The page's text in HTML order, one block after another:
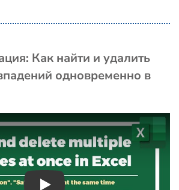
Как найти и удалить
одновременно в